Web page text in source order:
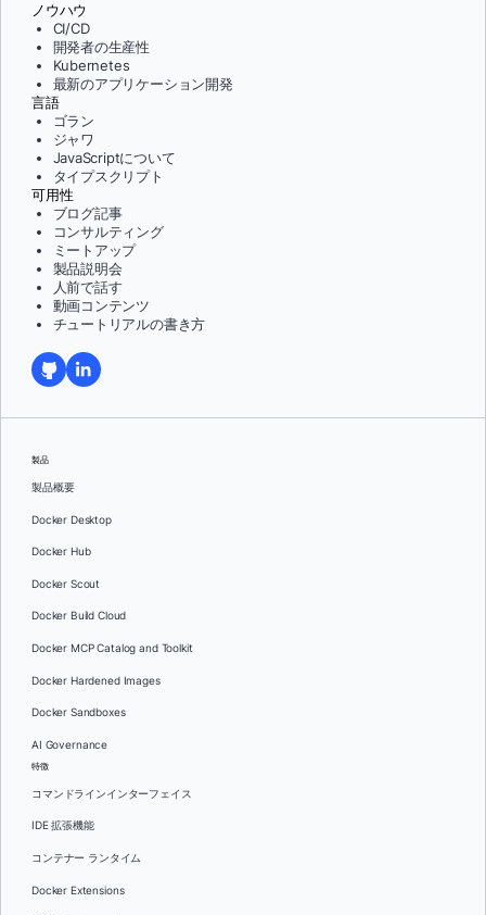
ノウハウ
CI/CD
開発者の生産性
Kubernetes
最新のアプリケーション開発
言語
ゴラン
ジャワ
JavaScriptについて
タイプスクリプト
可用性
ブログ記事
コンサルティング
ミートアップ
製品説明会
人前で話す
動画コンテンツ
チュートリアルの書き方
製品
製品概要
Docker Desktop
Docker Hub
Docker Scout
Docker Build Cloud
Docker MCP Catalog and Toolkit
Docker Hardened Images
Docker Sandboxes
AI Governance
特徴
コマンドラインインターフェイス
IDE 拡張機能
コンテナー ランタイム
Docker Extensions